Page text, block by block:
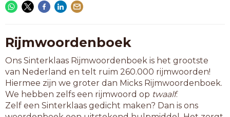
opwas
sinas
sjwas
stras
tapas
tinas
tiras
topas
Rijmwoordenboek
Ons Sinterklaas Rijmwoordenboek is het grootste
van Nederland en telt ruim 260.000 rijmwoorden!
Hiermee zijn we groter dan Micks Rijmwoordenboek.
We hebben zelfs een rijmwoord op twaalf.
Zelf een Sinterklaas gedicht maken? Dan is ons